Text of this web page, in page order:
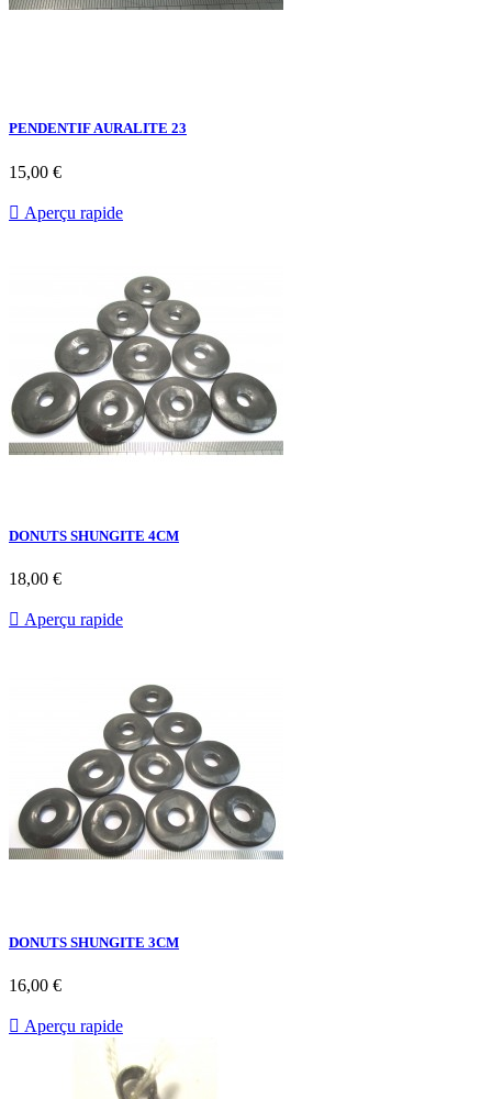
PENDENTIF AURALITE 23
15,00 €
 Aperçu rapide
DONUTS SHUNGITE 4CM
18,00 €
 Aperçu rapide
DONUTS SHUNGITE 3CM
16,00 €
 Aperçu rapide